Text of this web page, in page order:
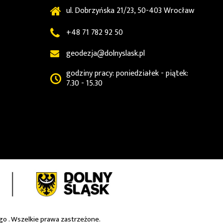
ul. Dobrzyńska 21/23, 50-403 Wrocław
+48 71 782 92 50
geodezja@dolnyslask.pl
godziny pracy: poniedziałek - piątek:
7.30 - 15.30
. Wszelkie prawa zastrzeżone.